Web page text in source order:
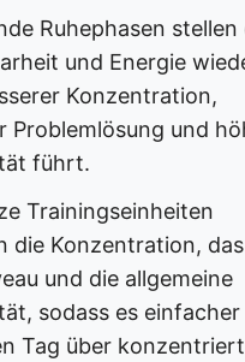
Ruhephasen stellen
und Energie
Konzentration,
Problemlösung und
führt.
Trainingseinheiten
die Konzentration, das
und die allgemeine
sodass es
Tag über